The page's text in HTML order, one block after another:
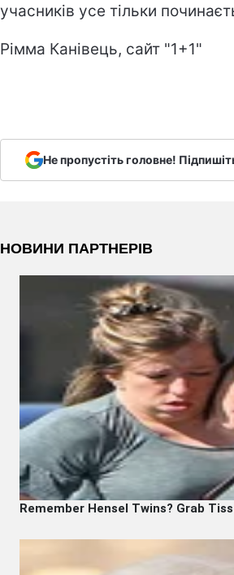
учасників усе тільки
Рімма Канівець, сайт "1+1"
Не пропустіть головне!